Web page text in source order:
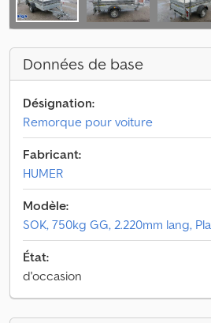
Données de base
Désignation:
Remorque pour voiture
Fabricant:
HUMER
Modèle:
SOK, 750kg GG, 2.220mm lang,
État:
d'occasion